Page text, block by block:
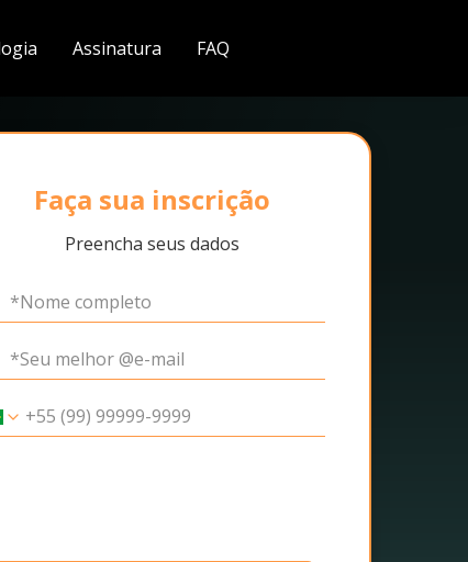
Assinatura FAQ
Faça sua inscrição
Preencha seus dados